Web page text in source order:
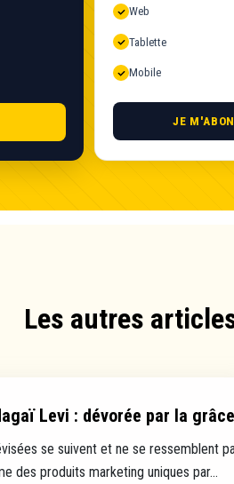
Web
Tablette
Mobile
JE
Les autres
Levi : dévorée par la grâce
se suivent et ne se ressemblent
des produits marketing uniques par...